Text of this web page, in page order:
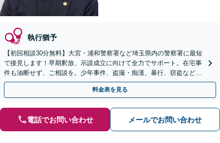
執行猶予
【初回相談30分無料】大宮・浦和警察署など埼玉県内の警察署に最短
で接見します！早期釈放、示談成立に向けて全力でサポート。在宅事
件も油断せず、ご相談を。少年事件、盗撮・痴漢、暴行、窃盗など、
幅広い事件に対応【浦和駅3分】【夜間・土日祝面談可】
料金表を見る
電話でお問い合わせ メールでお問い合わせ